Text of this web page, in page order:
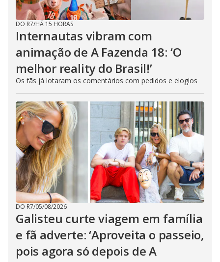
DO R7/HÁ 15 HORAS
Internautas vibram com
animação de A Fazenda 18: ‘O
melhor reality do Brasil!’
Os fãs já lotaram os comentários com pedidos e elogios
DO R7/05/08/2026
Galisteu curte viagem em família
e fã adverte: ‘Aproveita o passeio,
pois agora só depois de A